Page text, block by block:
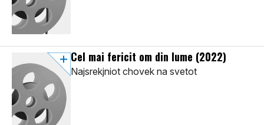
Cel mai fericit om din lume (2022)
Najsrekjniot chovek na svetot